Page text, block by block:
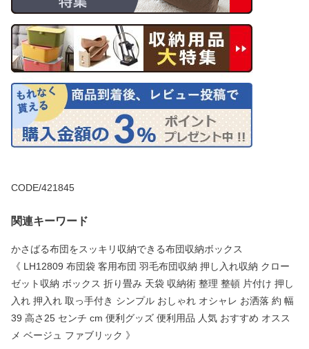
CODE/421845
関連キーワード
かさばる布団をスッキリ収納できる布団収納ボックス
《 LH12809 布団袋 客用布団 羽毛布団収納 押し入れ収納 クロー
ゼット収納 ボックス 折り畳み 天袋 収納術 整理 整頓 片付け 押し
入れ 押入れ 取っ手付き シンプル おしゃれ オシャレ お洒落 約 幅
39 高さ25 センチ cm 便利グッズ 便利用品 人気 おすすめ オスス
メ ベージュ ファブリック 》